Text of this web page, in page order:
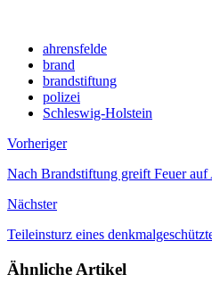
ahrensfelde
brand
brandstiftung
polizei
Schleswig-Holstein
Vorheriger
Nach Brandstiftung greift Feuer auf
Nächster
Teileinsturz eines
Ähnliche Artikel